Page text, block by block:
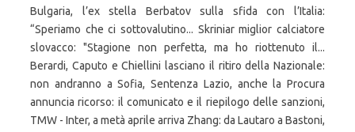
Bulgaria, l’ex stella Berbatov sulla sfida con l’Italia:
“Speriamo che ci sottovalutino... Skriniar miglior calciatore
slovacco: "Stagione non perfetta, ma ho riottenuto il...
Berardi, Caputo e Chiellini lasciano il ritiro della Nazionale:
non andranno a Sofia, Sentenza Lazio, anche la Procura
annuncia ricorso: il comunicato e il riepilogo delle sanzioni,
TMW - Inter, a metà aprile arriva Zhang: da Lautaro a Bastoni,